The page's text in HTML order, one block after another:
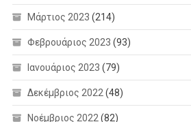
Μάρτιος 2023 (214)
Φεβρουάριος 2023 (93)
Ιανουάριος 2023 (79)
Δεκέμβριος 2022(48)
Νοέμβριος 2022(82)